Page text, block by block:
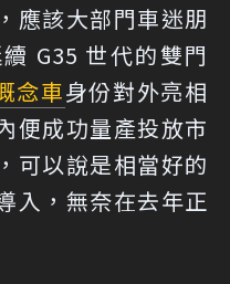
應該大部門車迷朋
G35 世代的雙門
念車身份對外亮相
便成功量產投放市
可以說是相當好的
入，無奈在去年正